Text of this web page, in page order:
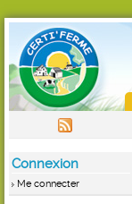
Connexion
Me connecter